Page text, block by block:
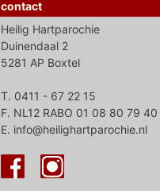
contact
Heilig Hartparochie
Duinendaal 2
5281 AP Boxtel
T. 0411 - 67 22 15
F. NL12 RABO 01 08 80 79 40
E. info@heilighartparochie.nl